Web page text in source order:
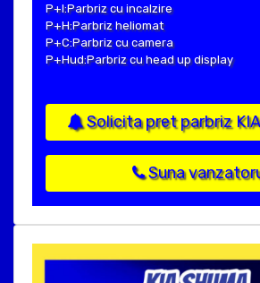
P+I:Parbriz cu incalzire
P+H:Parbriz heliomat
P+C:Parbriz cu camera
P+Hud:Parbriz cu head up display
Solicita pret parbriz
Suna